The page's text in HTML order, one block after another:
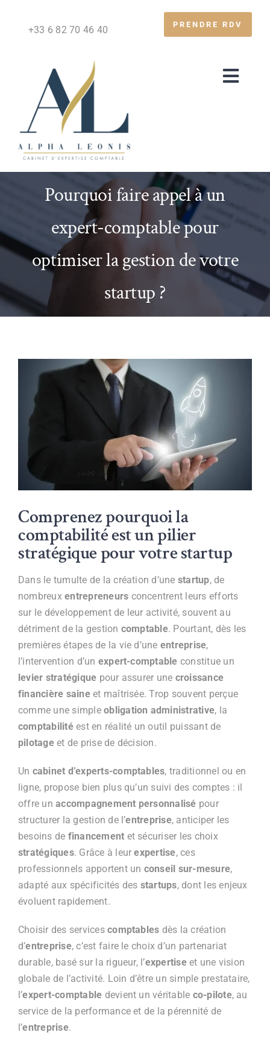
+33 6 82 70 46 40 PRENDRE RDV
Comptabilité
Actualités
A propos
Pourquoi faire appel à un
expert-comptable pour
optimiser la gestion de votre
startup ?
agrandie
Comprenez pourquoi la
comptabilité est un pilier
stratégique pour votre startup
Dans le tumulte de la création d’une startup, de
nombreuxentrepreneurs concentrent leurs efforts
sur le développement de leur activité, souvent au
détriment de la gestion comptable. Pourtant, dès les
premières étapes de la vie d’une entreprise,
l’intervention d’un expert-comptable constitue un
levier stratégique pour assurer une croissance
financière saineet maîtrisée. Trop souvent perçue
comme une simpleobligation administrative, la
comptabilitéest en réalité un outil puissant de
pilotageet de prise de décision.
Un cabinet d’experts-comptables, traditionnel ou en
ligne, propose bien plus qu’un suivi des comptes : il
offre unaccompagnement personnalisé pour
structurer la gestion de l’entreprise, anticiper les
besoins de financement et sécuriser les choix
stratégiques. Grâce à leurexpertise, ces
professionnels apportent un conseil sur-mesure,
adapté aux spécificités des startups, dont les enjeux
évoluent rapidement.
Choisir des servicescomptables dès la création
d’entreprise, c’est faire le choix d’un partenariat
durable, basé sur la rigueur, l’expertiseet une vision
globale de l’activité. Loin d’être un simple prestataire,
l’expert-comptable devient un véritable co-pilote, au
service de la performance et de la pérennité de
l’entreprise.